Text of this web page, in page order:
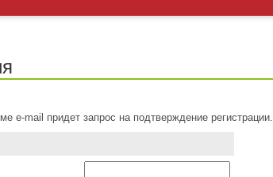
e-mail придет запрос на подтверждение регистрации.